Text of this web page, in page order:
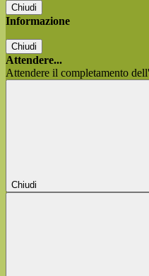
Chiudi
Informazione
Chiudi
Attendere...
Attendere il completamento
Chiudi